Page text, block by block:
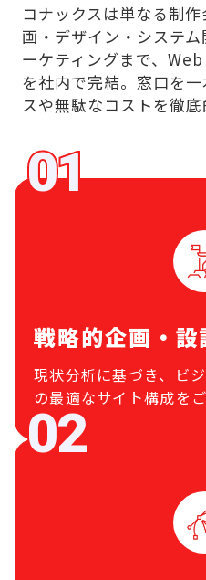
コナックスは単なる制
画・デザイン・システ
ーケティングまで、
を社内で完結。窓口を
スや無駄なコストを徹底
戦略的企画・設
現状分析に基づき、ビ
の最適なサイト構成をご